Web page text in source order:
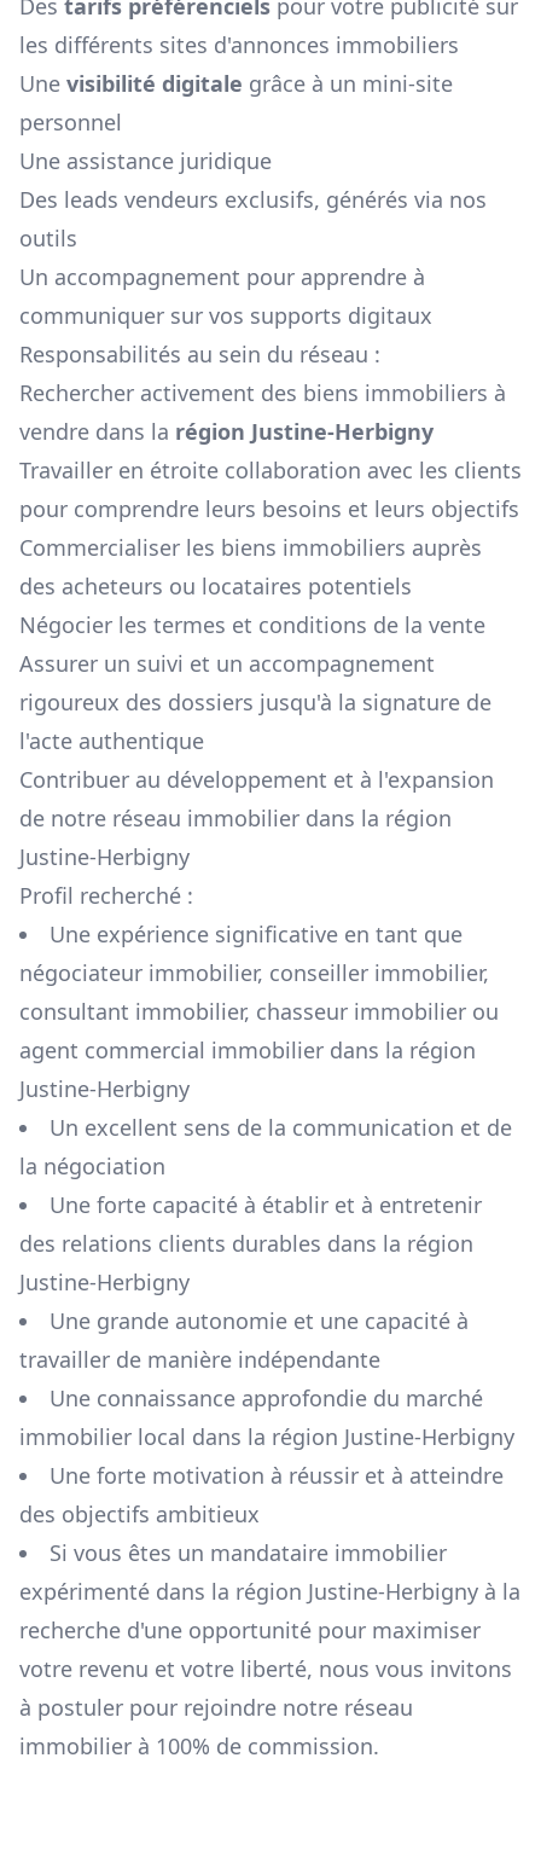
Des tarifs préférenciels pour votre publicité sur
les différents sites d'annonces immobiliers
Une visibilité digitale grâce à un mini-site
personnel
Une assistance juridique
Des leads vendeurs exclusifs, générés via nos
outils
Un accompagnement pour apprendre à
communiquer sur vos supports digitaux
Responsabilités au sein du réseau :
Rechercher activement des biens immobiliers à
vendre dans la région Justine-Herbigny
Travailler en étroite collaboration avec les clients
pour comprendre leurs besoins et leurs objectifs
Commercialiser les biens immobiliers auprès
des acheteurs ou locataires potentiels
Négocier les termes et conditions de la vente
Assurer un suivi et un accompagnement
rigoureux des dossiers jusqu'à la signature de
l'acte authentique
Contribuer au développement et à l'expansion
de notre réseau immobilier dans la région
Justine-Herbigny
Profil recherché :
Une expérience significative en tant que
négociateur immobilier, conseiller immobilier,
consultant immobilier, chasseur immobilier ou
agent commercial immobilier dans la région
Justine-Herbigny
Un excellent sens de la communication et de
la négociation
Une forte capacité à établir et à entretenir
des relations clients durables dans la région
Justine-Herbigny
Une grande autonomie et une capacité à
travailler de manière indépendante
Une connaissance approfondie du marché
immobilier local dans la région Justine-Herbigny
Une forte motivation à réussir et à atteindre
des objectifs ambitieux
Si vous êtes un mandataire immobilier
expérimenté dans la région Justine-Herbigny à la
recherche d'une opportunité pour maximiser
votre revenu et votre liberté, nous vous invitons
à postuler pour rejoindre notre réseau
immobilier à 100% de commission.